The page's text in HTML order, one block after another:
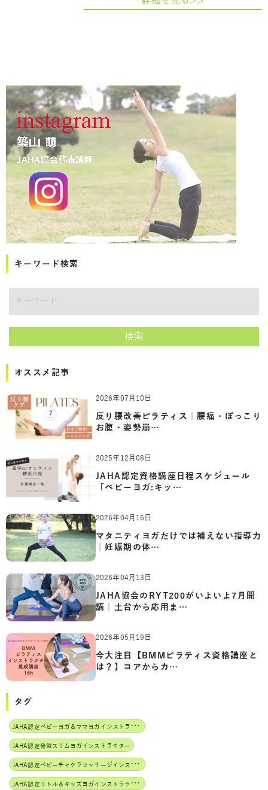
キーワード検索
検索
オススメ記事
2026年07月10日
反り腰改善ピラティス｜腰痛・ぽっこり
お腹・姿勢崩…
2025年12月08日
JAHA認定資格講座日程スケジュール
「ベビーヨガ:キッ…
2026年04月16日
マタニティヨガだけでは補えない指導力
｜妊娠期の体…
2026年04月13日
JAHA協会のRYT200がいよいよ7月開
講｜土台から応用ま…
2026年05月19日
今大注目【BMMピラティス資格講座と
は？】コアからカ…
タグ
J
AHA認定ベビーヨガ＆ママヨガインストラクター
JAHA認定骨盤スリムヨガインストラクター
J
AHA認定ベビーチャクラマッサージインストラクター
J
AHA認定リトル＆キッズヨガインストラクター